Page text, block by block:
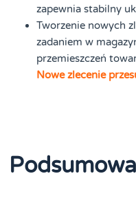
zapewnia stabilny
Tworzenie nowych
zadaniem w
przemieszczeń
Nowe zlecenie